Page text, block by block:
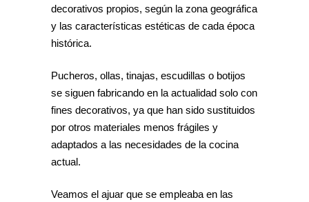
decorativos propios, según la zona geográfica
y las características estéticas de cada época
histórica.
Pucheros, ollas, tinajas, escudillas o botijos
se siguen fabricando en la actualidad solo con
fines decorativos, ya que han sido sustituidos
por otros materiales menos frágiles y
adaptados a las necesidades de la cocina
actual.
Veamos el ajuar que se empleaba en las